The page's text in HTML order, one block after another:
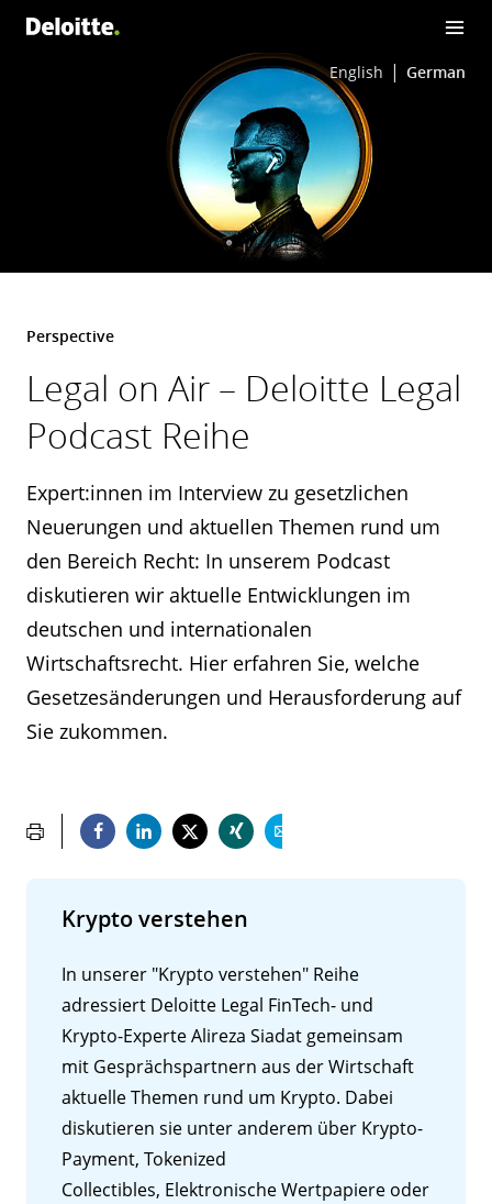
English German
Perspective
Legal on Air – Deloitte Legal
Podcast Reihe
Expert:innen im Interview zu gesetzlichen
Neuerungen und aktuellen Themen rund um
den Bereich Recht: In unserem Podcast
diskutieren wir aktuelle Entwicklungen im
deutschen und internationalen
Wirtschaftsrecht. Hier erfahren Sie, welche
Gesetzesänderungen und Herausforderung auf
Sie zukommen.
Krypto verstehen
In unserer "Krypto verstehen" Reihe
adressiert Deloitte Legal FinTech- und
Krypto-Experte Alireza Siadat gemeinsam
mit Gesprächspartnern aus der Wirtschaft
aktuelle Themen rund um Krypto. Dabei
diskutieren sie unter anderem über Krypto-
Payment, Tokenized
Collectibles, Elektronische Wertpapiere oder